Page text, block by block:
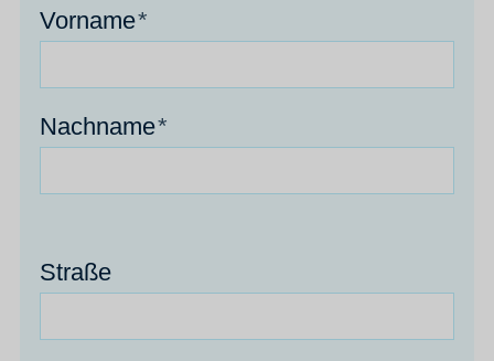
Vorname*
Nachname*
Straße